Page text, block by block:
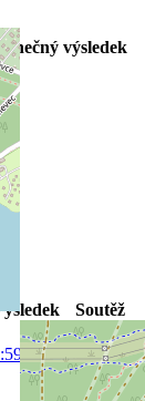
výsledek
Soutěž
18:00
SELECT
6.liga
PKFS